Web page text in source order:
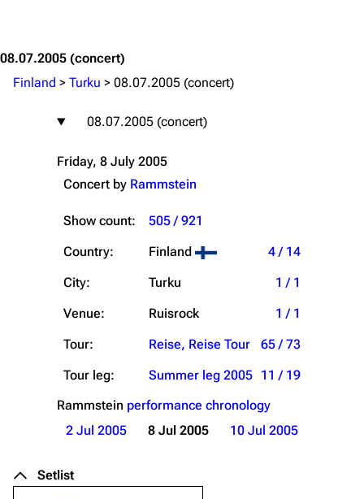
08.07.2005 (concert)
Finland > Turku > 08.07.2005 (concert)
08.07.2005 (concert)
Friday, 8 July 2005
Concert by Rammstein
Show count:
505 / 921
Country:
Finland
4 / 14
City:
Turku
1 / 1
Venue:
Ruisrock
1 / 1
Tour:
Reise, Reise Tour
65 / 73
Tour leg:
Summer leg 2005 11 / 19
Rammstein performance chronology
2 Jul 2005
8 Jul 2005 10 Jul 2005
Setlist